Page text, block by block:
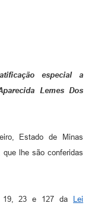
especial a
Lemes Dos
Estado de Minas
lhe são conferidas
19, 23 e 127 da
Lei